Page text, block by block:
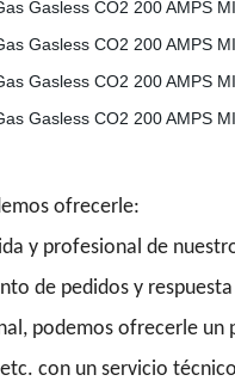
ofrecerle:
y profesional de
de pedidos y
podemos ofrecerle un
con un servicio